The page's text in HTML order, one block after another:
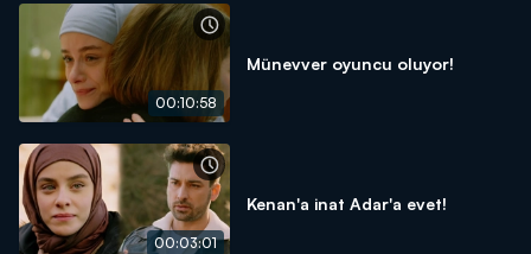
00:10:58
Münevver oyuncu oluyor!
00:03:01
Kenan'a inat Adar'a evet!